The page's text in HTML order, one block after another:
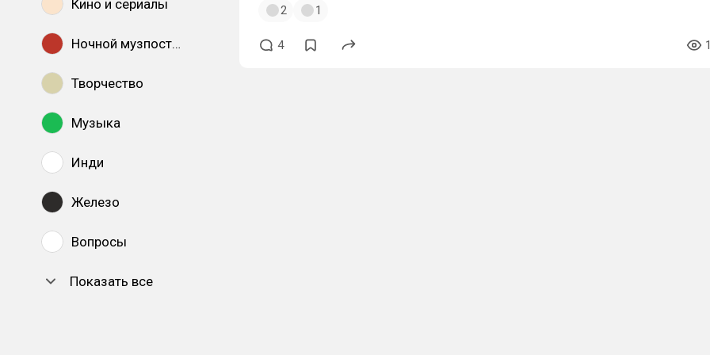
Кино и сериалы
Ночной музпостинг
Творчество
Музыка
Инди
Железо
Вопросы
Показать все
2 1
4